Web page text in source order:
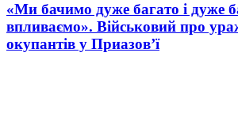
«Ми бачимо дуже багато і дуже
впливаємо». Військовий про
окупантів у Приазов’ї